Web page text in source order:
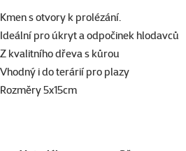
superzoo.product.detail.content
Kmen s otvory k prolézání.
Ideální pro úkryt a odpočinek hlodavců
Z kvalitního dřeva s kůrou
Vhodný i do terárií pro plazy
Rozměry 5x15cm